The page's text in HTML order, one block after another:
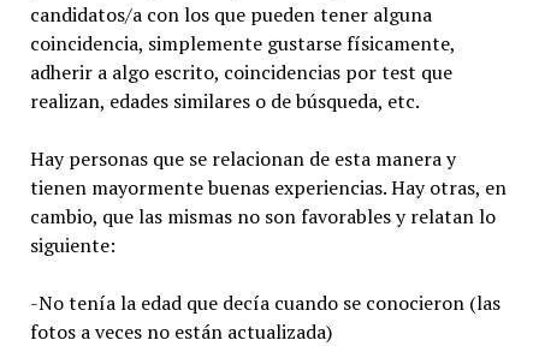
candidatos/a con los que pueden tener alguna
coincidencia, simplemente gustarse físicamente,
adherir a algo escrito, coincidencias por test que
realizan, edades similares o de búsqueda, etc.
Hay personas que se relacionan de esta manera y
tienen mayormente buenas experiencias. Hay otras, en
cambio, que las mismas no son favorables y relatan lo
siguiente:
-No tenía la edad que decía cuando se conocieron (las
fotos a veces no están actualizada)